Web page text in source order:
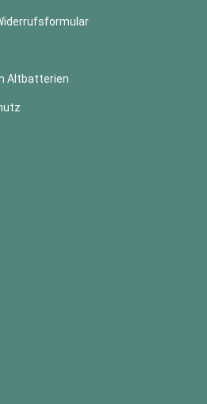
Altbatterien